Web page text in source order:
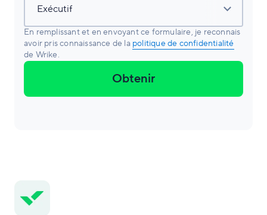
En remplissant et en envoyant ce formulaire, je reconnais
avoir pris connaissance de la politique de confidentialité
de Wrike.
Obtenir